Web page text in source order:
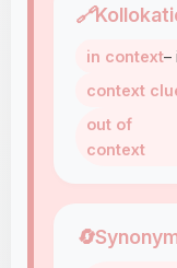
🔗
in context–
context
out of
context
🔄